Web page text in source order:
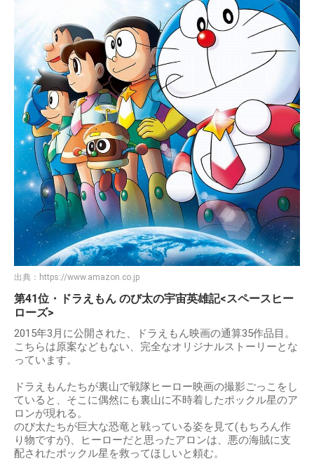
出典： https://www.amazon.co.jp
第41位・ドラえもん のび太の宇宙英雄記<スペースヒー
ローズ>
2015年3月に公開された、ドラえもん映画の通算35作品目。
こちらは原案などもない、完全なオリジナルストーリーとな
っています。
ドラえもんたちが裏山で戦隊ヒーロー映画の撮影ごっこをし
ていると、そこに偶然にも裏山に不時着したポックル星のア
ロンが現れる。
のび太たちが巨大な恐竜と戦っている姿を見て(もちろん作
り物ですが)、ヒーローだと思ったアロンは、悪の海賊に支
配されたポックル星を救ってほしいと頼む。